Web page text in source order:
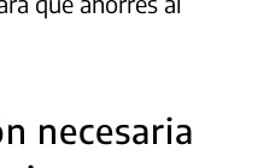
necesaria